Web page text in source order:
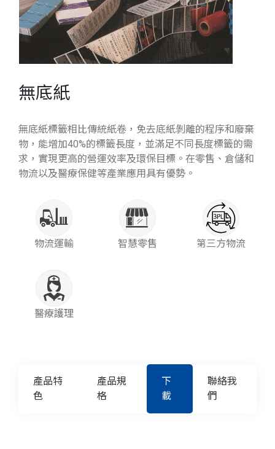
無底紙
無底紙標籤相比傳統紙卷，免去底紙剝離的程序和廢棄
物，能增加40%的標籤長度，並滿足不同長度標籤的需
求，實現更高的營運效率及環保目標。在零售、倉儲和
物流以及醫療保健等產業應用具有優勢。
物流運輸 智慧零售 第三方物流
醫療護理
產品特
色
產品規
格
下
載
聯絡我
們